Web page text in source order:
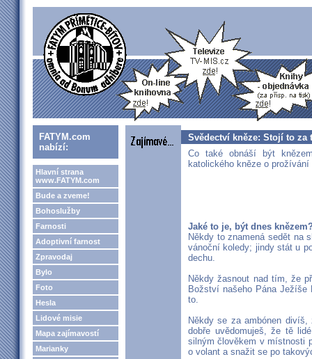
FATYM.com
nabízí:
Hlavní strana
www.FATYM.com
Bude a zveme!
Bohoslužby
Farnosti
Adoptivní farnost
Zpravodaj
Bylo
Foto
Hesla
Lidové misie
Mapa zajímavostí
Marianky
Svědectví kněze: Stojí to za
Co také obnáší být
katolického kněze o
Jaké to je, být dnes
Někdy to znamená sedět na
vánoční koledy; jindy stát u
dechu.
Někdy žasnout nad tím, že
Božství našeho Pána Ježíše
to.
Někdy se za ambónen
dobře uvědomuješ, že tě
silným člověkem v místnosti
o volant a snažit se po